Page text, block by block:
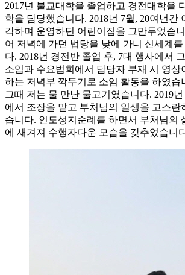
2017년 불교대학을 졸업하고 경전대학을
학을 담당했습니다. 2018년 7월, 20여년간
각하며 운영하던 어린이집을 그만두었습
어 저녁에 가던 법당을 낮에 가니 신세계를
다. 2018년 경전반 졸업 후, 7대 행사에서
소임과 수요법회에서 담당자 부재 시 영상
하는 저녁부 깍두기로 소임 활동을 하였습
그때 저는 물 만난 물고기였습니다. 2019
에서 조장을 맡고 부처님의 일생을 고스란
습니다. 인도성지순례를 하면서 부처님의
에 새겨져 수행자다운 모습을 갖추었습니